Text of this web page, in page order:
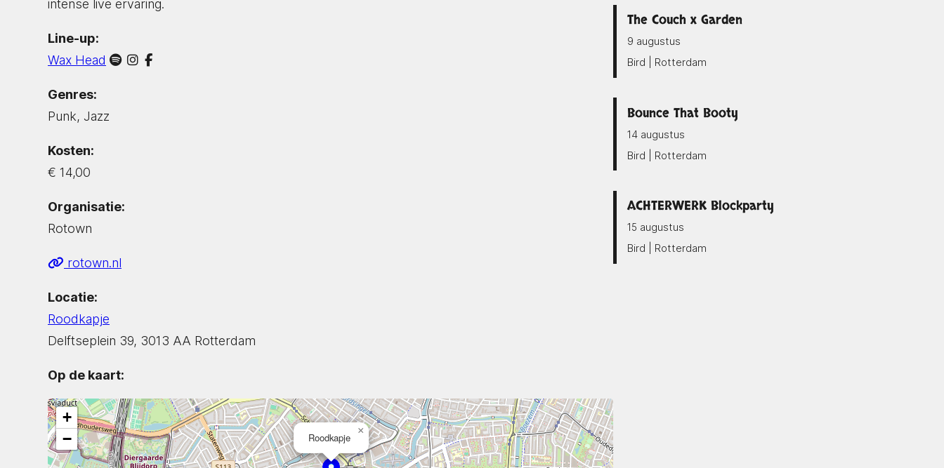
intense live ervaring.
Line-up:
Wax Head
Genres:
Punk, Jazz
Kosten:
€ 14,00
Organisatie:
Rotown
rotown.nl
Locatie:
Roodkapje
Delftseplein 39, 3013 AA Rotterdam
Op de kaart:
Roodkapje
×
+
−
The Couch x Garden
9 augustus
Bird | Rotterdam
Bounce That Booty
14 augustus
Bird | Rotterdam
ACHTERWERK Blockparty
15 augustus
Bird | Rotterdam